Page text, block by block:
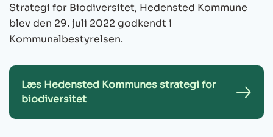
Strategi for Biodiversitet, Hedensted Kommune
blev den 29. juli 2022 godkendt i
Kommunalbestyrelsen.
Læs Hedensted Kommunes strategi for
biodiversitet